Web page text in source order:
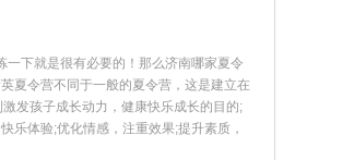
下就是很有必要的！那么济南哪家夏令
营不同于一般的夏令营，这是建立在
发孩子成长动力，健康快乐成长的目的;
乐体验;优化情感，注重效果;提升素质，